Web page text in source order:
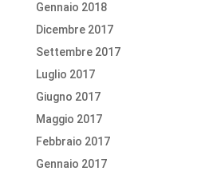
Gennaio 2018
Dicembre 2017
Settembre 2017
Luglio 2017
Giugno 2017
Maggio 2017
Febbraio 2017
Gennaio 2017